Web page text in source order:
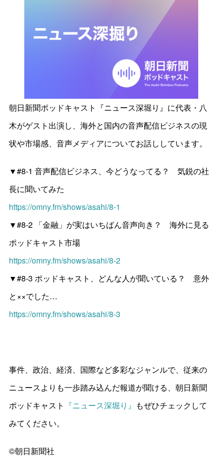
朝日新聞ポッドキャスト『ニュース深堀り』に代表・八
木がゲスト出演し、海外と国内の音声配信ビジネスの現
状や市場感、音声メディアについてお話ししています。
▼#8-1 音声配信ビジネス、今どうなってる？ 気鋭の社
長に聞いてみた
https://omny.fm/shows/asahi/8-1
▼#8-2 「金融」が実はいちばん音声向き？ 海外に見る
ポッドキャスト市場
https://omny.fm/shows/asahi/8-2
▼#8-3 ポッドキャスト、どんな人が聞いている？ 意外
と××でした…
https://omny.fm/shows/asahi/8-3
事件、政治、経済、国際など多彩なジャンルで、従来の
ニュースよりも一歩踏み込んだ報道が聞ける、朝日新聞
ポッドキャスト 『ニュース深堀り』 もぜひチェックして
みてください。
©朝日新聞社